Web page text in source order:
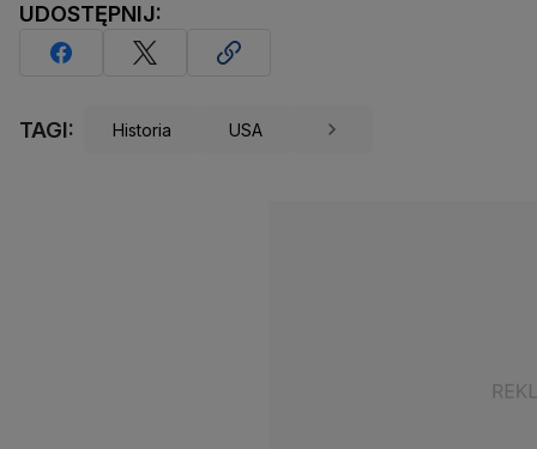
UDOSTĘPNIJ:
TAGI: Historia USA